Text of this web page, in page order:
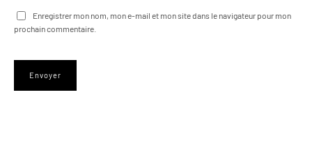
Enregistrer mon nom, mon e-mail et mon site dans le navigateur pour mon
prochain commentaire.